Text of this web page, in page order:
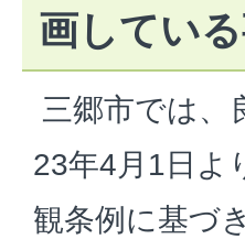
画してい
三郷市では、
23年4月1日よ
観条例に基づ